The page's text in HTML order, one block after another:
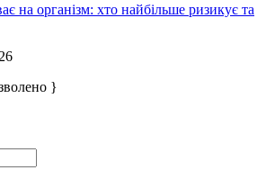
на організм: хто найбільше ризикує та
}